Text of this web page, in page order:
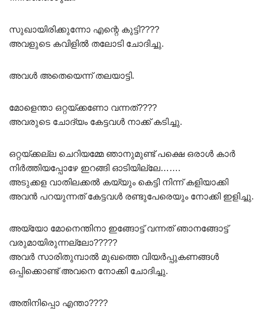
സുഖായിരിക്കുന്നോ എന്റെ കുട്ടി????
അവളുടെ കവിളിൽ തലോടി ചോദിച്ചു.
അവൾ അതെയെന്ന് തലയാട്ടി.
മോളെന്താ ഒറ്റയ്‌ക്കണോ വന്നത്????
അവരുടെ ചോദ്യം കേട്ടവൾ നാക്ക് കടിച്ചു.
ഒറ്റയ്ക്കല്ല ചെറിയമ്മേ ഞാനുമുണ്ട് പക്ഷെ ഒരാൾ കാർ
നിർത്തിയപ്പോഴേ ഇറങ്ങി ഓടിയില്ലേ…….
അടുക്കള വാതിലക്കൽ കയ്യും കെട്ടി നിന്ന് കളിയാക്കി
അവൻ പറയുന്നത് കേട്ടവൾ രണ്ടുപേരെയും നോക്കി ഇളിച്ചു.
അയ്യോ മോനെന്തിനാ ഇങ്ങോട്ട് വന്നത് ഞാനങ്ങോട്ട്
വരുമായിരുന്നല്ലോ?????
അവർ സാരിതുമ്പാൽ മുഖത്തെ വിയർപ്പുകണങ്ങൾ
ഒപ്പിക്കൊണ്ട് അവനെ നോക്കി ചോദിച്ചു.
അതിനിപ്പൊ എന്താ????